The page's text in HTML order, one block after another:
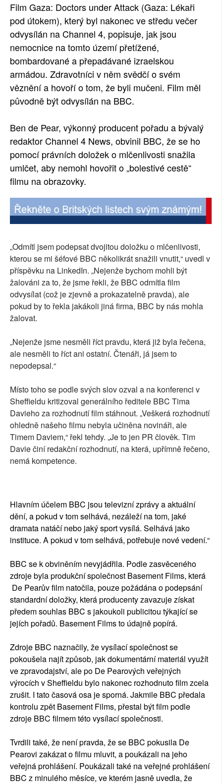
Film Gaza: Doctors under Attack (Gaza: Lékaři
pod útokem), který byl nakonec ve středu večer
odvysílán na Channel 4, popisuje, jak jsou
nemocnice na tomto území přetížené,
bombardované a přepadávané izraelskou
armádou. Zdravotníci v něm svědčí o svém
věznění a hovoří o tom, že byli mučeni. Film měl
původně být odvysílán na BBC.
Ben de Pear, výkonný producent pořadu a bývalý
redaktor Channel 4 News, obvinil BBC, že se ho
pomocí právních doložek o mlčenlivosti snažila
umlčet, aby nemohl hovořit o „bolestivé cestě“
filmu na obrazovky.
„Odmítl jsem podepsat dvojitou doložku o mlčenlivosti,
kterou se mi šéfové BBC několikrát snažili vnutit,“ uvedl v
příspěvku na LinkedIn. „Nejenže bychom mohli být
žalováni za to, že jsme řekli, že BBC odmítla film
odvysílat (což je zjevně a prokazatelně pravda), ale
pokud by to řekla jakákoli jiná firma, BBC by nás mohla
žalovat.
„Nejenže jsme nesměli říct pravdu, která již byla řečena,
ale nesměli to říct ani ostatní. Čtenáři, já jsem to
nepodepsal.“
Místo toho se podle svých slov ozval a na konferenci v
Sheffieldu kritizoval generálního ředitele BBC Tima
Davieho za rozhodnutí film stáhnout. „Veškerá rozhodnutí
ohledně našeho filmu nebyla učiněna novináři, ale
Timem Daviem,“ řekl tehdy. „Je to jen PR člověk. Tim
Davie činí redakční rozhodnutí, na která, upřímně řečeno,
nemá kompetence.
Hlavním účelem BBC jsou televizní zprávy a aktuální
dění, a pokud v tom selhává, nezáleží na tom, jaké
dramata natáčí nebo jaký sport vysílá. Selhává jako
instituce. A pokud v tom selhává, potřebuje nové vedení.“
BBC se k obviněním nevyjádřila. Podle zasvěceného
zdroje byla produkční společnost Basement Films, která
De Pearův film natočila, pouze požádána o podepsání
standardní doložky, která producenty zavazuje získat
předem souhlas BBC s jakoukoli publicitou týkající se
jejích pořadů. Basement Films to údajně popírá.
Zdroje BBC naznačily, že vysílací společnost se
pokoušela najít způsob, jak dokumentární materiál využít
ve zpravodajství, ale po De Pearových veřejných
výrocích v Sheffieldu bylo nakonec rozhodnuto film zcela
zrušit. I tato časová osa je sporná. Jakmile BBC předala
kontrolu zpět Basement Films, přestal být film podle
zdroje BBC filmem této vysílací společnosti.
Tvrdili také, že není pravda, že se BBC pokusila De
Pearovi zakázat o filmu mluvit, a poukázali na jeho
veřejná prohlášení. Poukázali také na veřejné prohlášení
BBC z minulého měsíce, ve kterém jasně uvedla, že